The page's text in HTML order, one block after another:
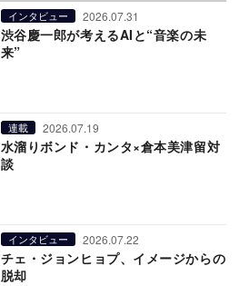
インタビュー 2026.07.31
渋谷慶一郎が考えるAIと“音楽の未
来”
連載 2026.07.19
水溜りボンド・カンタ×倉本美津留対
談
インタビュー 2026.07.22
チェ・ジョンヒョプ、イメージからの
脱却